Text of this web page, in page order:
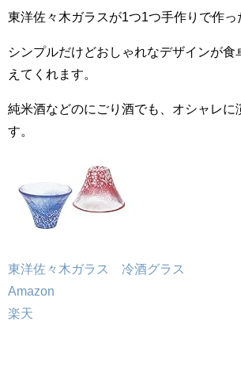
東洋佐々木ガラスが1つ1つ手作りで作っ
シンプルだけどおしゃれなデザインが食
えてくれます。
純米酒などのにごり酒でも、オシャレに
す。
東洋佐々木ガラス 冷酒グラス
Amazon
楽天